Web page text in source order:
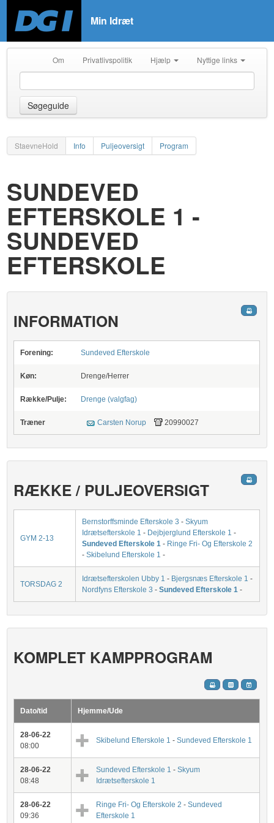
Min Idræt
Om Privatlivspolitik Hjælp Nyttige links
Søgeguide
StaevneHold Info Puljeoversigt Program
SUNDEVED
EFTERSKOLE 1 -
SUNDEVED
EFTERSKOLE
INFORMATION
Forening: Sundeved Efterskole
Køn: Drenge/Herrer
Række/Pulje: Drenge (valgfag)
Træner Carsten Norup 20990027
RÆKKE / PULJEOVERSIGT
GYM 2-13
Bernstorffsminde Efterskole 3 -Skyum
Idrætsefterskole 1 - Dejbjerglund Efterskole 1 -
Sundeved Efterskole 1 - Ringe Fri- Og Efterskole 2
-Skibelund Efterskole 1 -
TORSDAG 2
Idrætsefterskolen Ubby 1 - Bjergsnæs Efterskole 1 -
Nordfyns Efterskole 3 -Sundeved Efterskole 1 -
KOMPLET KAMPPROGRAM
Dato/tid Hjemme/Ude
28-06-22
08:00
Skibelund Efterskole 1 -Sundeved Efterskole 1
28-06-22
08:48
Sundeved Efterskole 1 -Skyum
Idrætsefterskole 1
28-06-22
09:36
Ringe Fri- Og Efterskole 2 -Sundeved
Efterskole 1